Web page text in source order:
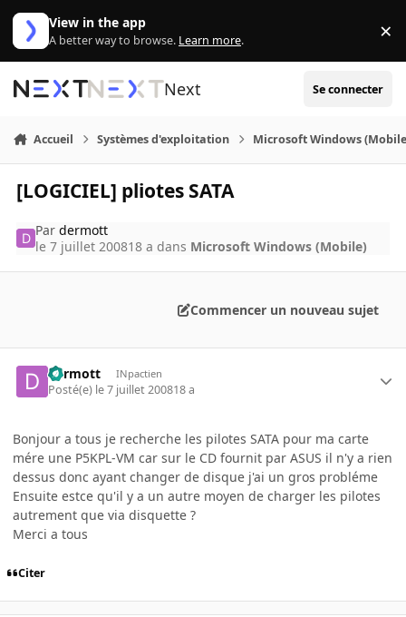
Aller au contenu
View in the app
A better way to browse. Learn more. ×
Next Se connecter
Accueil Systèmes d'exploitation Microsoft Windows
[LOGICIEL] pliotes SATA
Pardermott
le 7 juillet 200818 a dans Microsoft Windows (Mobile)
Commencer un nouveau sujet
dermott INpactien
Posté(e) le 7 juillet 200818 a
Bonjour a tous je recherche les pilotes SATA pour ma carte
mére une P5KPL-VM car sur le CD fournit par ASUS il n'y a rien
dessus donc ayant changer de disque j'ai un gros probléme
Ensuite estce qu'il y a un autre moyen de charger les pilotes
autrement que via disquette ?
Merci a tous
Citer